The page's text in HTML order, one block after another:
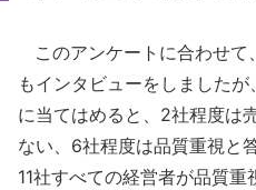
このアンケートに合わせて
もインタビューをしました
に当てはめると、2社程度は
ない、6社程度は品質重視と
11社すべての経営者が品質